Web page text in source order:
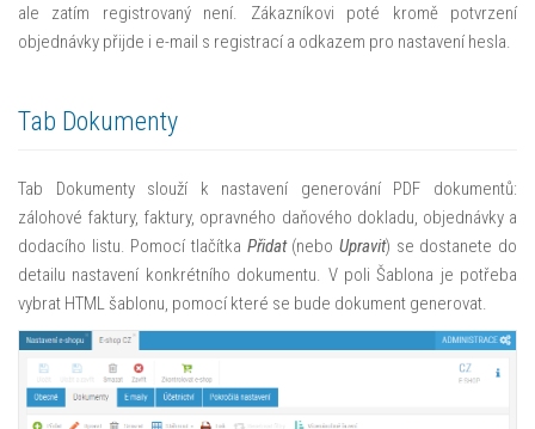
ale zatím registrovaný není. Zákazníkovi poté kromě potvrzení
objednávky přijde i e-mail s registrací a odkazem pro nastavení hesla.
Tab Dokumenty
Tab Dokumenty slouží k nastavení generování PDF dokumentů:
zálohové faktury, faktury, opravného daňového dokladu, objednávky a
dodacího listu. Pomocí tlačítka Přidat(neboUpravit) se dostanete do
detailu nastavení konkrétního dokumentu. V poli Šablona je potřeba
vybrat HTML šablonu, pomocí které se bude dokument generovat.